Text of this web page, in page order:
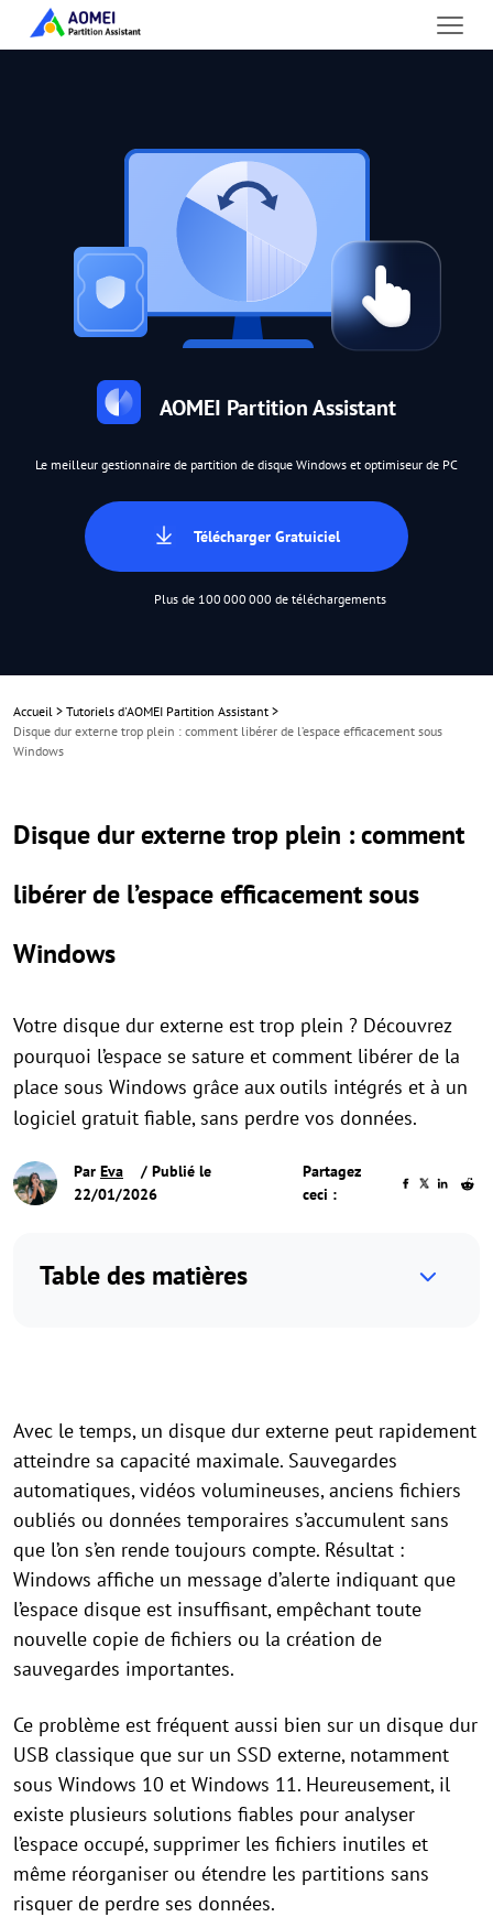
AOMEI Partition Assistant
Le meilleur gestionnaire de partition de disque Windows et optimiseur de PC
Télécharger Gratuiciel
Plus de 100 000 000 de téléchargements
Accueil > Tutoriels d'AOMEI Partition Assistant >
Disque dur externe trop plein : comment libérer de l’espace efficacement sous
Windows
Disque dur externe trop plein : comment
libérer de l’espace efficacement sous
Windows
Votre disque dur externe est trop plein ? Découvrez
pourquoi l’espace se sature et comment libérer de la
place sous Windows grâce aux outils intégrés et à un
logiciel gratuit fiable, sans perdre vos données.
Par Eva
/ Publié le
22/01/2026
Partagez
ceci :
Table des matières
Avec le temps, un disque dur externe peut rapidement
atteindre sa capacité maximale. Sauvegardes
automatiques, vidéos volumineuses, anciens fichiers
oubliés ou données temporaires s’accumulent sans
que l’on s’en rende toujours compte. Résultat :
Windows affiche un message d’alerte indiquant que
l’espace disque est insuffisant, empêchant toute
nouvelle copie de fichiers ou la création de
sauvegardes importantes.
Ce problème est fréquent aussi bien sur un disque dur
USB classique que sur un SSD externe, notamment
sous Windows 10 et Windows 11. Heureusement, il
existe plusieurs solutions fiables pour analyser
l’espace occupé, supprimer les fichiers inutiles et
même réorganiser ou étendre les partitions sans
risquer de perdre ses données.